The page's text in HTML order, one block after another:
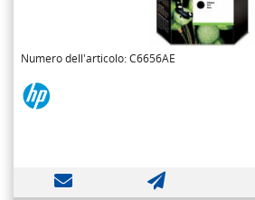
Numero dell'articolo: C6656AE